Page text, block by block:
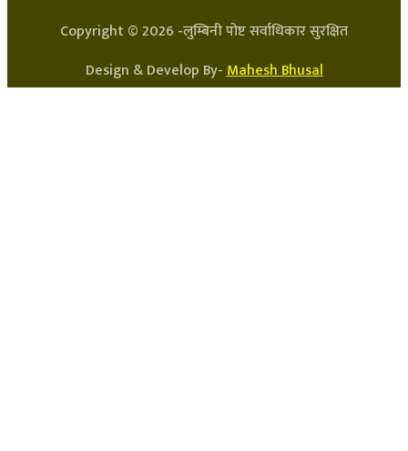
Copyright ©2026 -लुम्बिनी पोष्ट सर्वाधिकार सुरक्षित
Design & Develop By-Mahesh Bhusal